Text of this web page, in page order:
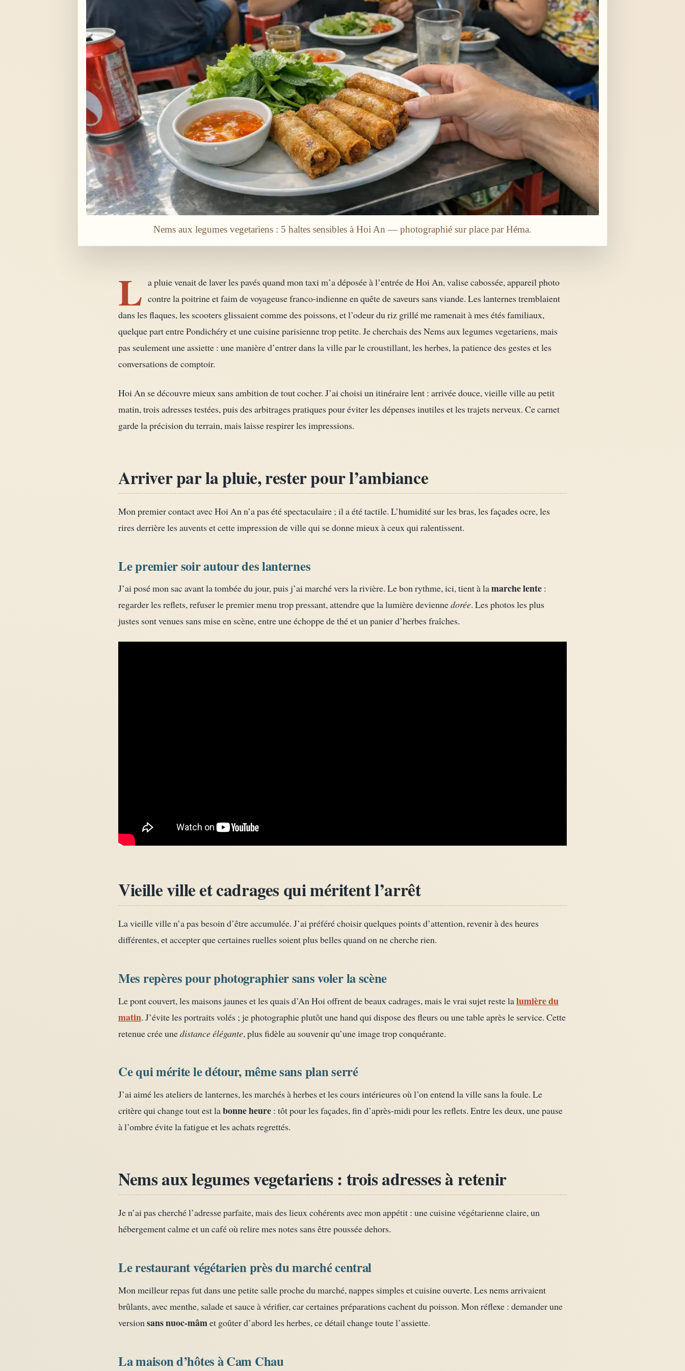
Nems aux legumes vegetariens : 5 haltes sensibles à Hoi An — photographié sur place par Héma.
L a pluie venait de laver les pavés quand mon taxi m’a déposée à l’entrée de Hoi An, valise cabossée, appareil photo
contre la poitrine et faim de voyageuse franco-indienne en quête de saveurs sans viande. Les lanternes tremblaient
dans les flaques, les scooters glissaient comme des poissons, et l’odeur du riz grillé me ramenait à mes étés familiaux,
quelque part entre Pondichéry et une cuisine parisienne trop petite. Je cherchais des Nems aux legumes vegetariens, mais
pas seulement une assiette : une manière d’entrer dans la ville par le croustillant, les herbes, la patience des gestes et les
conversations de comptoir.
Hoi An se découvre mieux sans ambition de tout cocher. J’ai choisi un itinéraire lent : arrivée douce, vieille ville au petit
matin, trois adresses testées, puis des arbitrages pratiques pour éviter les dépenses inutiles et les trajets nerveux. Ce carnet
garde la précision du terrain, mais laisse respirer les impressions.
Arriver par la pluie, rester pour l’ambiance
Mon premier contact avec Hoi An n’a pas été spectaculaire ; il a été tactile. L’humidité sur les bras, les façades ocre, les
rires derrière les auvents et cette impression de ville qui se donne mieux à ceux qui ralentissent.
Le premier soir autour des lanternes
J’ai posé mon sac avant la tombée du jour, puis j’ai marché vers la rivière. Le bon rythme, ici, tient à lamarche lente :
regarder les reflets, refuser le premier menu trop pressant, attendre que la lumière deviennedorée. Les photos les plus
justes sont venues sans mise en scène, entre une échoppe de thé et un panier d’herbes fraîches.
Vieille ville et cadrages qui méritent l’arrêt
La vieille ville n’a pas besoin d’être accumulée. J’ai préféré choisir quelques points d’attention, revenir à des heures
différentes, et accepter que certaines ruelles soient plus belles quand on ne cherche rien.
Mes repères pour photographier sans voler la scène
Le pont couvert, les maisons jaunes et les quais d’An Hoi offrent de beaux cadrages, mais le vrai sujet reste lalumière du
matin. J’évite les portraits volés ; je photographie plutôt une hand qui dispose des fleurs ou une table après le service. Cette
retenue crée unedistance élégante, plus fidèle au souvenir qu’une image trop conquérante.
Ce qui mérite le détour, même sans plan serré
J’ai aimé les ateliers de lanternes, les marchés à herbes et les cours intérieures où l’on entend la ville sans la foule. Le
critère qui change tout est labonne heure : tôt pour les façades, fin d’après-midi pour les reflets. Entre les deux, une pause
à l’ombre évite la fatigue et les achats regrettés.
Nems aux legumes vegetariens : trois adresses à retenir
Je n’ai pas cherché l’adresse parfaite, mais des lieux cohérents avec mon appétit : une cuisine végétarienne claire, un
hébergement calme et un café où relire mes notes sans être poussée dehors.
Le restaurant végétarien près du marché central
Mon meilleur repas fut dans une petite salle proche du marché, nappes simples et cuisine ouverte. Les nems arrivaient
brûlants, avec menthe, salade et sauce à vérifier, car certaines préparations cachent du poisson. Mon réflexe : demander une
versionsans nuoc-mâmet goûter d’abord les herbes, ce détail change toute l’assiette.
La maison d’hôtes à Cam Chau